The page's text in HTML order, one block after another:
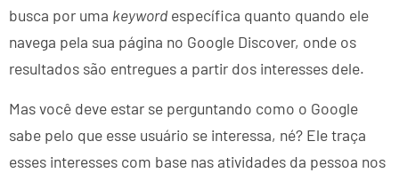
busca por uma keyword específica quanto quando ele
navega pela sua página no Google Discover, onde os
resultados são entregues a partir dos interesses dele.
Mas você deve estar se perguntando como o Google
sabe pelo que esse usuário se interessa, né? Ele traça
esses interesses com base nas atividades da pessoa nos